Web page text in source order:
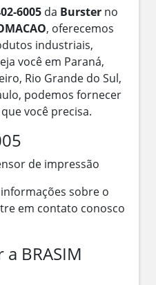
6005 da Burster no
, oferecemos
industriais,
você em Paraná,
Rio Grande do Sul,
podemos fornecer
que você precisa.
de impressão
sobre o
em contato conosco
BRASIM